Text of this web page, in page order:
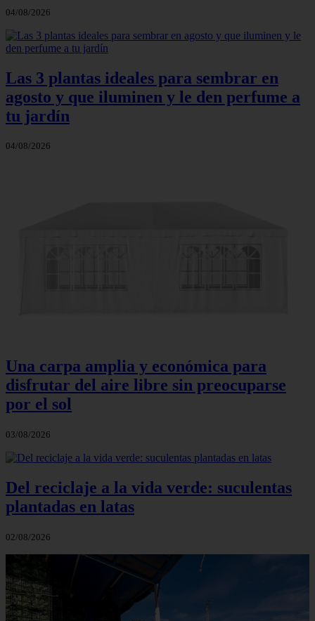
04/08/2026
Las 3 plantas ideales para sembrar en
agosto y que iluminen y le den perfume a
tu jardín
04/08/2026
Una carpa amplia y económica para
disfrutar del aire libre sin preocuparse
por el sol
03/08/2026
Del reciclaje a la vida verde: suculentas
plantadas en latas
02/08/2026